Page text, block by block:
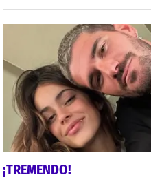
¡TREMENDO!